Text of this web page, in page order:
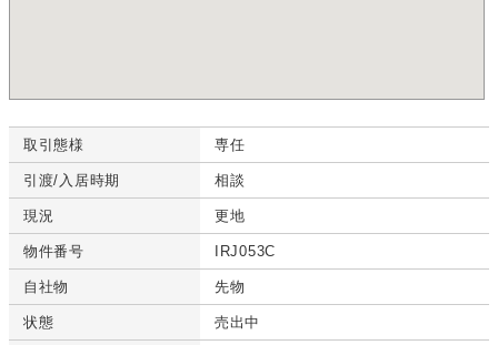
取引態様 専任
引渡/入居時期 相談
現況 更地
物件番号 IRJ053C
自社物 先物
状態 売出中